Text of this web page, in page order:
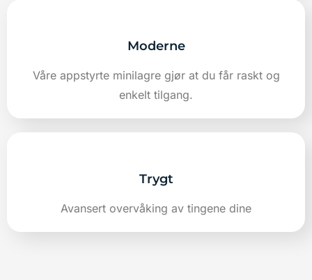
Moderne
Våre appstyrte minilagre gjør at du får raskt og
enkelt tilgang.
Trygt
Avansert overvåking av tingene dine